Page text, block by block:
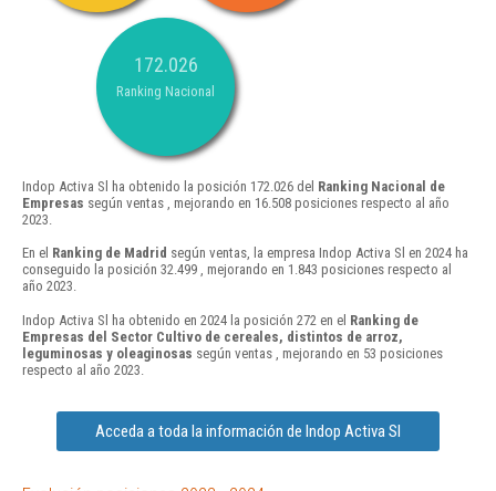
172.026
Ranking Nacional
Indop Activa Sl ha obtenido la posición 172.026 del Ranking Nacional de
Empresas según ventas , mejorando en 16.508 posiciones respecto al año
2023.
En el Ranking de Madrid según ventas, la empresa Indop Activa Sl en 2024 ha
conseguido la posición 32.499 , mejorando en 1.843 posiciones respecto al
año 2023.
Indop Activa Sl ha obtenido en 2024 la posición 272 en el Ranking de
Empresas del Sector Cultivo de cereales, distintos de arroz,
leguminosas y oleaginosas según ventas , mejorando en 53 posiciones
respecto al año 2023.
Acceda a toda la información de Indop Activa Sl